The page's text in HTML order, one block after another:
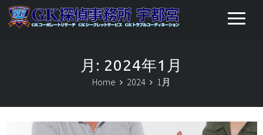
月: 2024年1月
Home 2024 1月